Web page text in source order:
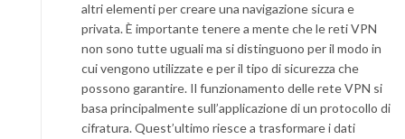
altri elementi per creare una navigazione sicura e
privata. È importante tenere a mente che le reti VPN
non sono tutte uguali ma si distinguono per il modo in
cui vengono utilizzate e per il tipo di sicurezza che
possono garantire. Il funzionamento delle rete VPN si
basa principalmente sull’applicazione di un protocollo di
cifratura. Quest’ultimo riesce a trasformare i dati